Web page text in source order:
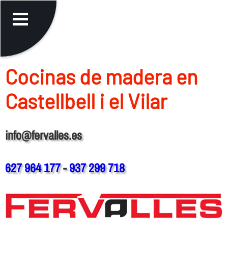
Cocinas de madera en
Castellbell i el Vilar
info@fervalles.es
627 964 177-937 299 718